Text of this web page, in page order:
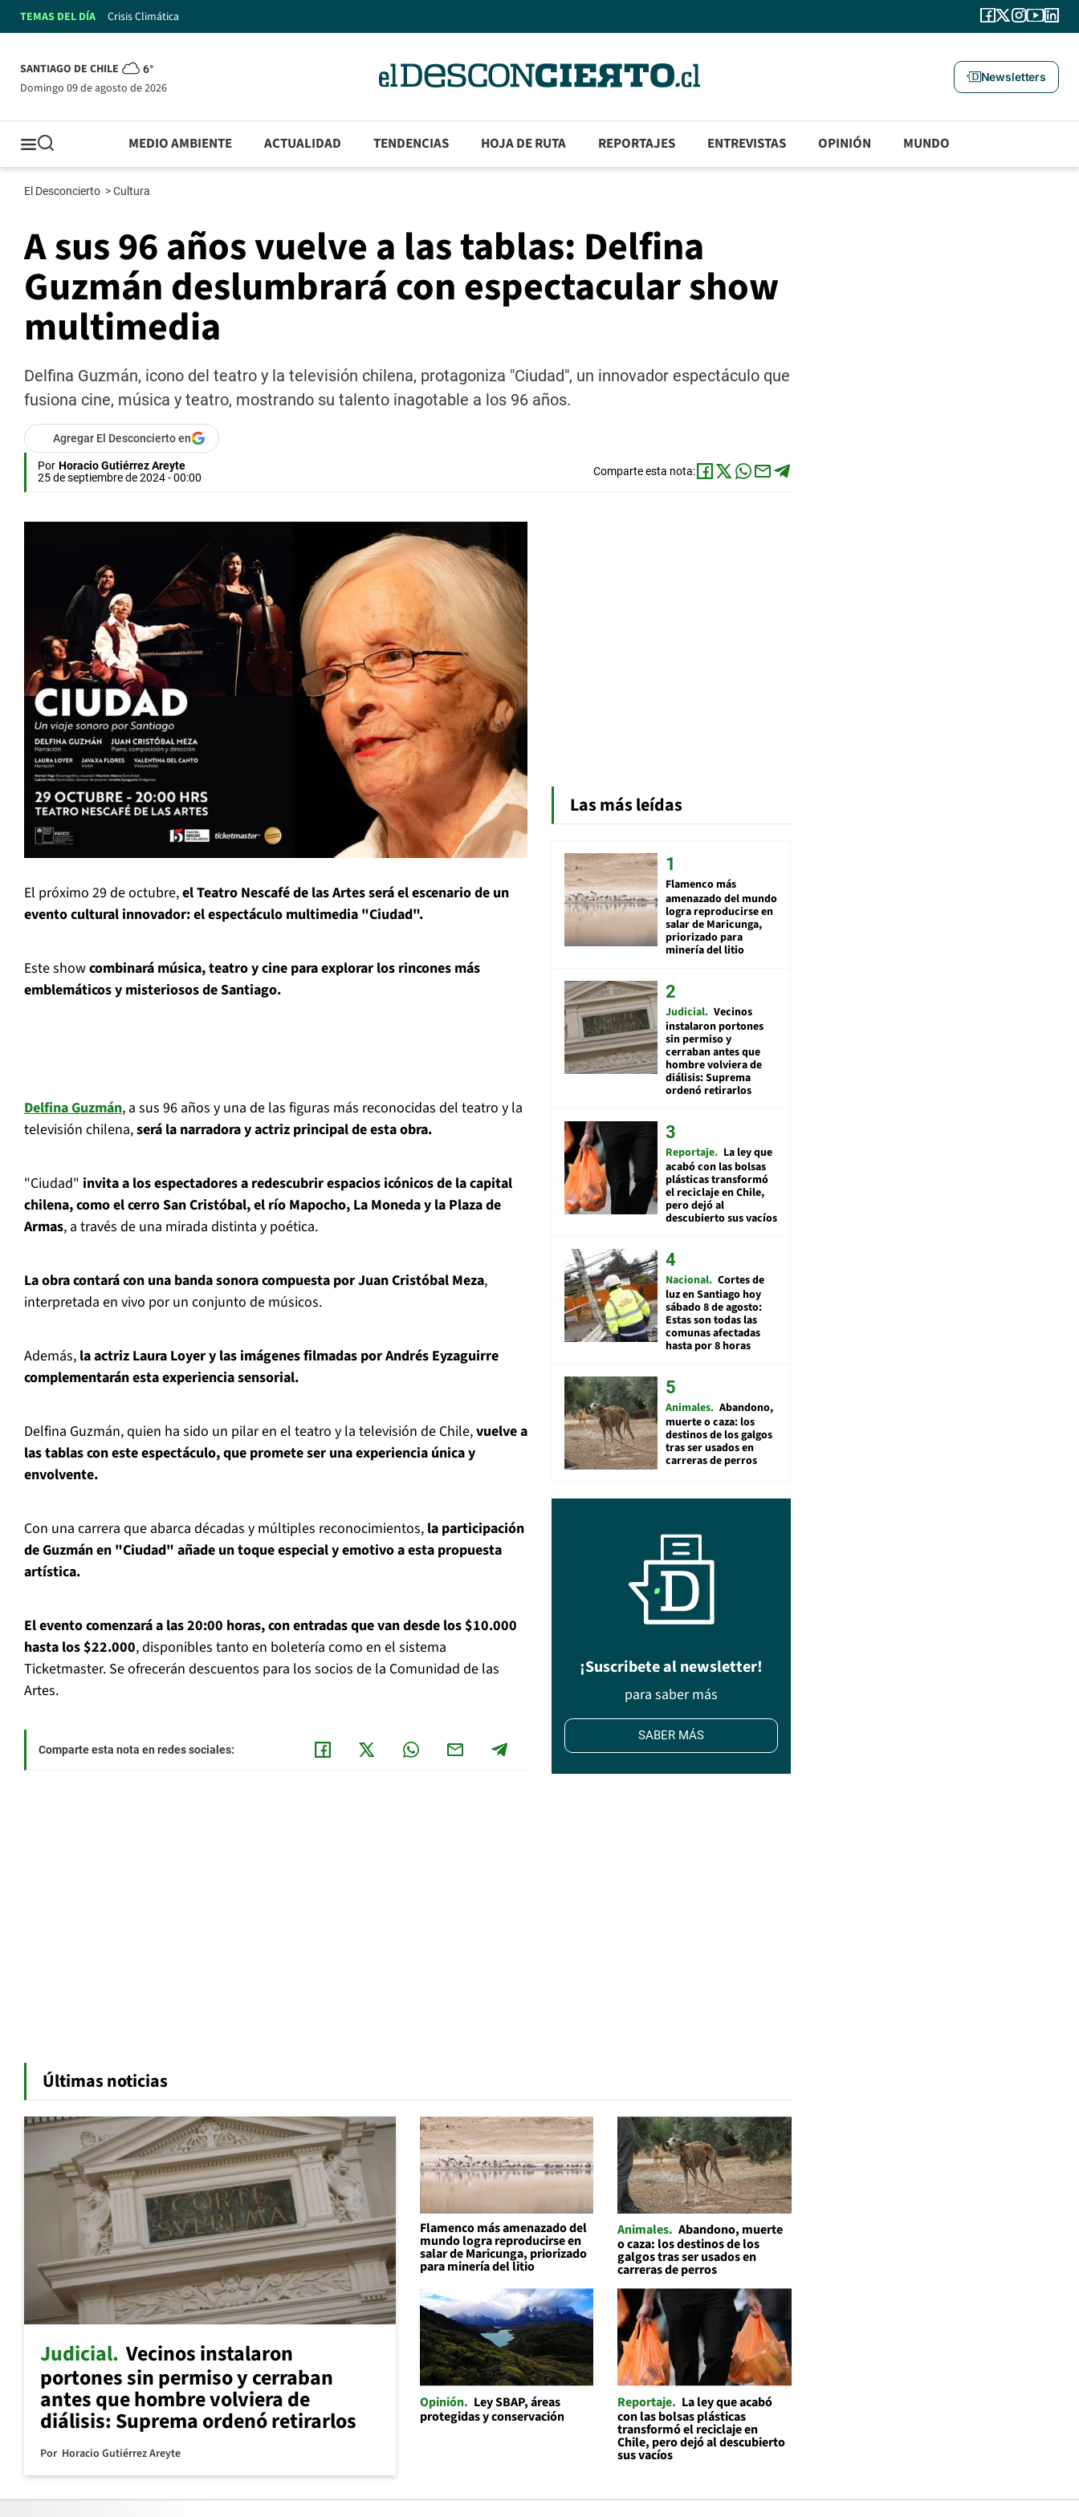
TEMAS DEL DÍA Crisis Climática
SANTIAGO DE CHILE 6°
domingo 09 de agosto de 2026
Newsletters
MEDIO AMBIENTE ACTUALIDAD TENDENCIAS HOJA DE RUTA REPORTAJES ENTREVISTAS OPINIÓN MUNDO
El Desconcierto >Cultura
A sus 96 años vuelve a las tablas: Delfina
Guzmán deslumbrará con espectacular show
multimedia
Delfina Guzmán, icono del teatro y la televisión chilena, protagoniza "Ciudad", un innovador espectáculo que
fusiona cine, música y teatro, mostrando su talento inagotable a los 96 años.
Agregar El Desconcierto en
Por Horacio Gutiérrez Areyte
25 de septiembre de 2024 - 00:00
Comparte esta nota:
El próximo 29 de octubre,el Teatro Nescafé de las Artes será el escenario de un
evento cultural innovador: el espectáculo multimedia "Ciudad".
Este showcombinará música, teatro y cine para explorar los rincones más
emblemáticos y misteriosos de Santiago.
Delfina Guzmán, a sus 96 años y una de las figuras más reconocidas del teatro y la
televisión chilena,será la narradora y actriz principal de esta obra.
"Ciudad" invita a los espectadores a redescubrir espacios icónicos de la capital
chilena, como el cerro San Cristóbal, el río Mapocho, La Moneda y la Plaza de
Armas, a través de una mirada distinta y poética.
La obra contará con una banda sonora compuesta por Juan Cristóbal Meza,
interpretada en vivo por un conjunto de músicos.
Además, la actriz Laura Loyer y las imágenes filmadas por Andrés Eyzaguirre
complementarán esta experiencia sensorial.
Delfina Guzmán, quien ha sido un pilar en el teatro y la televisión de Chile,vuelve a
las tablas con este espectáculo, que promete ser una experiencia única y
envolvente.
Con una carrera que abarca décadas y múltiples reconocimientos, la participación
de Guzmán en "Ciudad" añade un toque especial y emotivo a esta propuesta
artística.
El evento comenzará a las 20:00 horas, con entradas que van desde los $10.000
hasta los $22.000, disponibles tanto en boletería como en el sistema
Ticketmaster. Se ofrecerán descuentos para los socios de la Comunidad de las
Artes.
Comparte esta nota en redes sociales:
Las más leídas
Flamenco más
amenazado del mundo
logra reproducirse en
salar de Maricunga,
priorizado para
minería del litio
Judicial Vecinos
instalaron portones
sin permiso y
cerraban antes que
hombre volviera de
diálisis: Suprema
ordenó retirarlos
Reportaje La ley que
acabó con las bolsas
plásticas transformó
el reciclaje en Chile,
pero dejó al
descubierto sus vacíos
Nacional Cortes de
luz en Santiago hoy
sábado 8 de agosto:
Estas son todas las
comunas afectadas
hasta por 8 horas
Animales Abandono,
muerte o caza: los
destinos de los galgos
tras ser usados en
carreras de perros
¡Suscribete al newsletter!
para saber más
SABER MÁS
Últimas noticias
Judicial Vecinos instalaron
portones sin permiso y cerraban
antes que hombre volviera de
diálisis: Suprema ordenó retirarlos
Por Horacio Gutiérrez Areyte
Flamenco más amenazado del
mundo logra reproducirse en
salar de Maricunga, priorizado
para minería del litio
Animales Abandono, muerte
o caza: los destinos de los
galgos tras ser usados en
carreras de perros
Opinión
Ley SBAP, áreas
protegidas y conservación
Reportaje La ley que acabó
con las bolsas plásticas
transformó el reciclaje en
Chile, pero dejó al descubierto
sus vacíos